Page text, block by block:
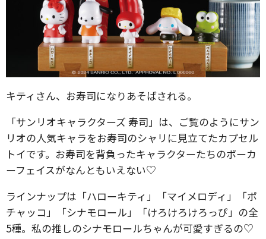
キティさん、お寿司になりあそばされる。
「サンリオキャラクターズ 寿司」は、ご覧のようにサン
リオの人気キャラをお寿司のシャリに見立てたカプセル
トイです。お寿司を背負ったキャラクターたちのポーカ
ーフェイスがなんともいえない♡
ラインナップは「ハローキティ」「マイメロディ」「ポ
チャッコ」「シナモロール」「けろけろけろっぴ」の全
5種。私の推しのシナモロールちゃんが可愛すぎるの♡